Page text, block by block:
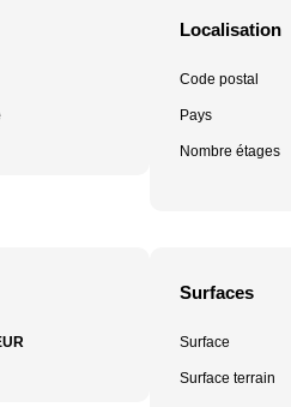
Localisation
Code postal
Pays
Nombre étages
Surfaces
Surface
Surface terrain